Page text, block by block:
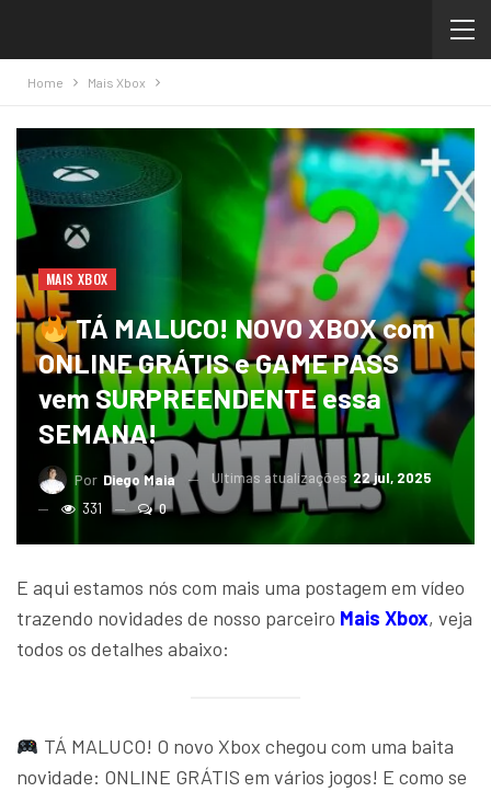
Home Mais Xbox
MAIS XBOX
TÁ MALUCO! NOVO XBOX com
ONLINE GRÁTIS e GAME PASS
vem SURPREENDENTE essa
SEMANA!
Por Diego Maia Ultimas atualizações22 jul, 2025
331
0
E aqui estamos nós com mais uma postagem em vídeo
trazendo novidades de nosso parceiro Mais Xbox, veja
todos os detalhes abaixo:
TÁ MALUCO! O novo Xbox chegou com uma baita
novidade: ONLINE GRÁTIS em vários jogos! E como se